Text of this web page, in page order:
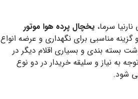
سرما، یخچال پرده هوا موتور
مناسبی برای نگهداری و عرضه انواع
بسته بندی و بسیاری اقلام دیگر در
به نیاز و سلیقه خریدار در دو نوع
شود.